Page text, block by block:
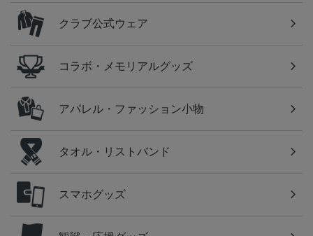
クラブ公式ウェア
コラボ・メモリアルグッズ
アパレル・ファッション小物
タオル・リストバンド
スマホグッズ